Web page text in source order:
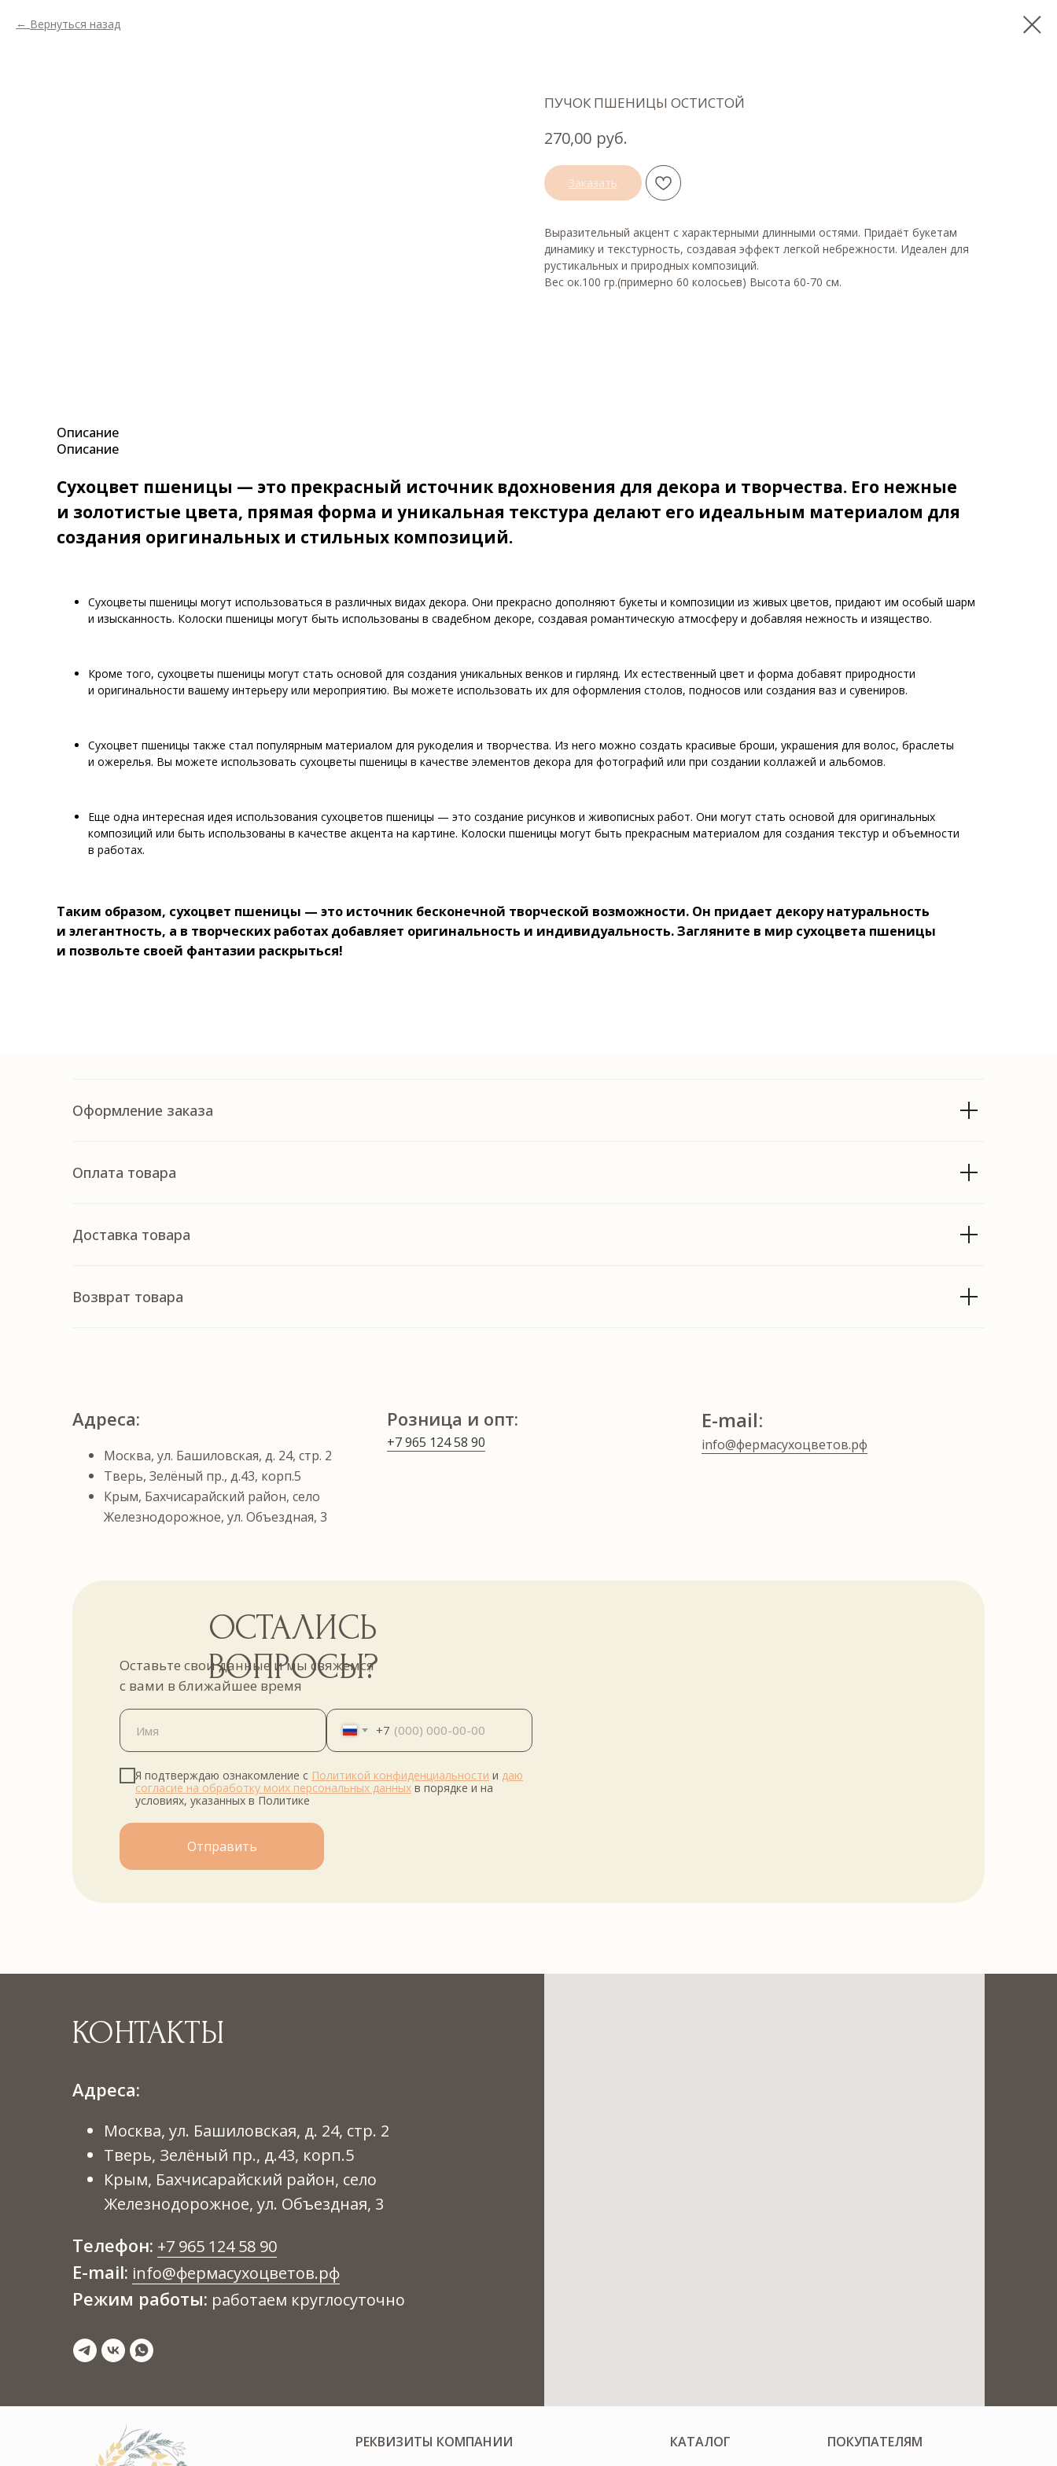
Вернуться назад
ПУЧОК ПШЕНИЦЫ ОСТИСТОЙ
270,00 руб.
Заказать
Выразительный акцент с характерными длинными остями. Придаёт букетам
динамику и текстурность, создавая эффект легкой небрежности. Идеален для
рустикальных и природных композиций.
Вес ок.100 гр.(примерно 60 колосьев) Высота 60-70 см.
Описание
Описание
Сухоцвет пшеницы — это прекрасный источник вдохновения для декора и творчества. Его нежные
и золотистые цвета, прямая форма и уникальная текстура делают его идеальным материалом для
создания оригинальных и стильных композиций.
Сухоцветы пшеницы могут использоваться в различных видах декора. Они прекрасно дополняют букеты и композиции из живых цветов, придают им особый шарм
и изысканность. Колоски пшеницы могут быть использованы в свадебном декоре, создавая романтическую атмосферу и добавляя нежность и изящество.
Кроме того, сухоцветы пшеницы могут стать основой для создания уникальных венков и гирлянд. Их естественный цвет и форма добавят природности
и оригинальности вашему интерьеру или мероприятию. Вы можете использовать их для оформления столов, подносов или создания ваз и сувениров.
Сухоцвет пшеницы также стал популярным материалом для рукоделия и творчества. Из него можно создать красивые броши, украшения для волос, браслеты
и ожерелья. Вы можете использовать сухоцветы пшеницы в качестве элементов декора для фотографий или при создании коллажей и альбомов.
Еще одна интересная идея использования сухоцветов пшеницы — это создание рисунков и живописных работ. Они могут стать основой для оригинальных
композиций или быть использованы в качестве акцента на картине. Колоски пшеницы могут быть прекрасным материалом для создания текстур и объемности
в работах.
Таким образом, сухоцвет пшеницы — это источник бесконечной творческой возможности. Он придает декору натуральность
и элегантность, а в творческих работах добавляет оригинальность и индивидуальность. Загляните в мир сухоцвета пшеницы
и позвольте своей фантазии раскрыться!
Оформление заказа
Оплата товара
Доставка товара
Возврат товара
Адреса:
Москва, ул. Башиловская, д. 24, стр. 2
Тверь, Зелёный пр., д.43, корп.5
Крым, Бахчисарайский район, село
Железнодорожное, ул. Объездная, 3
Розница и опт:
+7 965 124 58 90
E-mail:
info@фермасухоцветов.рф
ОСТАЛИСЬ
ВОПРОСЫ?
Оставьте свои данные и мы свяжемся
с вами в ближайшее время
+7
Я подтверждаю ознакомление с Политикой конфиденциальности и даю
согласие на обработку моих персональных данных в порядке и на
условиях, указанных в Политике
Отправить
КОНТАКТЫ
Адреса:
Москва, ул. Башиловская, д. 24, стр. 2
Тверь, Зелёный пр., д.43, корп.5
Крым, Бахчисарайский район, село
Железнодорожное, ул. Объездная, 3
Телефон: +7 965 124 58 90
E-mail: info@фермасухоцветов.рф
Режим работы: работаем круглосуточно
ПОКУПАТЕЛЯМ
РЕКВИЗИТЫ КОМПАНИИ КАТАЛОГ